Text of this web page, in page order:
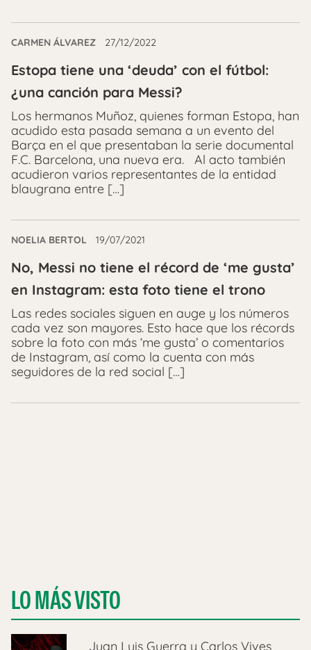
CARMEN ÁLVAREZ 27/12/2022
Estopa tiene una ‘deuda’ con el fútbol:
¿una canción para Messi?
Los hermanos Muñoz, quienes forman Estopa, han
acudido esta pasada semana a un evento del
Barça en el que presentaban la serie documental
F.C. Barcelona, una nueva era. Al acto también
acudieron varios representantes de la entidad
blaugrana entre […]
NOELIA BERTOL 19/07/2021
No, Messi no tiene el récord de ‘me gusta’
en Instagram: esta foto tiene el trono
Las redes sociales siguen en auge y los números
cada vez son mayores. Esto hace que los récords
sobre la foto con más ‘me gusta’ o comentarios
de Instagram, así como la cuenta con más
seguidores de la red social […]
LO MÁS VISTO
Juan Luis Guerra y Carlos Vives